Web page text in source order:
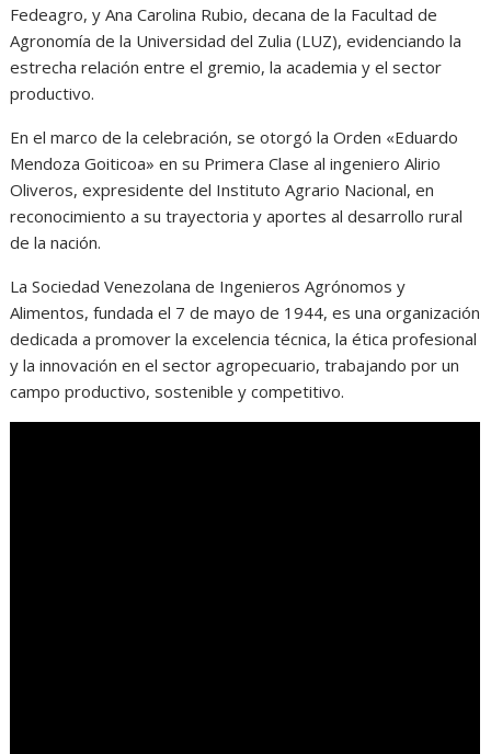
Fedeagro, y Ana Carolina Rubio, decana de la Facultad de
Agronomía de la Universidad del Zulia (LUZ), evidenciando la
estrecha relación entre el gremio, la academia y el sector
productivo.
En el marco de la celebración, se otorgó la Orden «Eduardo
Mendoza Goiticoa» en su Primera Clase al ingeniero Alirio
Oliveros, expresidente del Instituto Agrario Nacional, en
reconocimiento a su trayectoria y aportes al desarrollo rural
de la nación.
La Sociedad Venezolana de Ingenieros Agrónomos y
Alimentos, fundada el 7 de mayo de 1944, es una organización
dedicada a promover la excelencia técnica, la ética profesional
y la innovación en el sector agropecuario, trabajando por un
campo productivo, sostenible y competitivo.